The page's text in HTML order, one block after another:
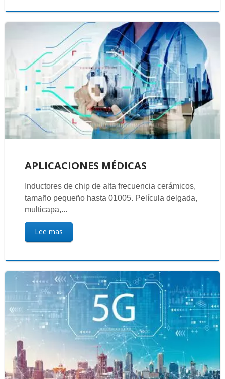
APLICACIONES MÉDICAS
Inductores de chip de alta frecuencia cerámicos,
tamaño pequeño hasta 01005. Película delgada,
multicapa,...
Lee mas